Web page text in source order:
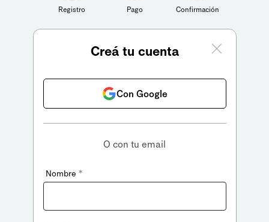
Registro Pago Confirmación
Creá tu cuenta
Con Google
O con tu email
Nombre *